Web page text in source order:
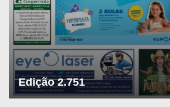
Edição 2.751